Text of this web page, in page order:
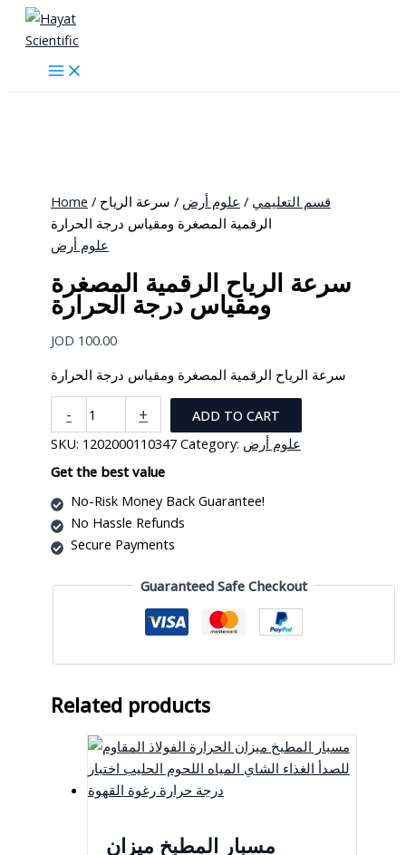
Skip
content
Home / قسم التعليمي / علوم أرض / سرعة الرياح
الرقمية المصغرة ومقياس درجة الحرارة
علوم أرض
سرعة الرياح الرقمية المصغرة
ومقياس درجة الحرارة
JOD 100.00
سرعة الرياح الرقمية المصغرة ومقياس درجة الحرارة
-
الرياح
الرقمية
المصغرة
ومقياس
درجة
الحرارة
quantity
+
ADD TO CART
SKU: 1202000110347 Category: علوم أرض
Get the best value
No-Risk Money Back Guarantee!
No Hassle Refunds
Secure Payments
Guaranteed Safe Checkout
Related products
مسبار المطبخ ميزان